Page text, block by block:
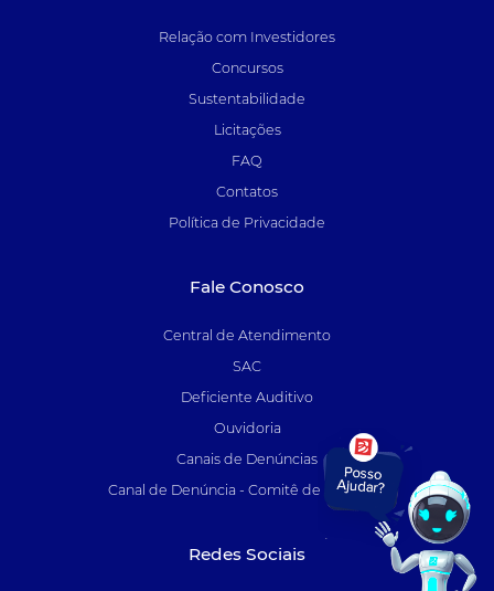
Relação com Investidores
Concursos
Sustentabilidade
Licitações
FAQ
Contatos
Política de Privacidade
Fale Conosco
Central de Atendimento
SAC
Deficiente Auditivo
Ouvidoria
Canais de Denúncias
Canal de Denúncia - Comitê de Auditoria
Redes Sociais